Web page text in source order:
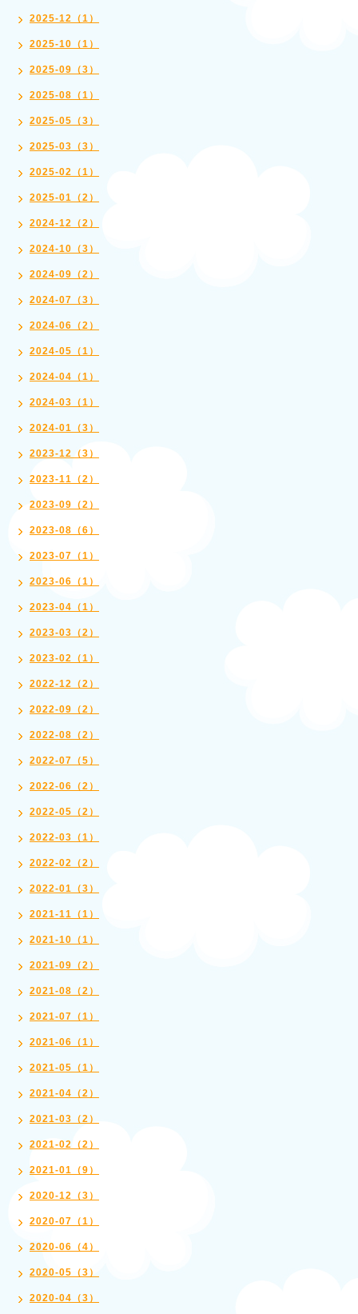
2025-12（1）
2025-10（1）
2025-09（3）
2025-08（1）
2025-05（3）
2025-03（3）
2025-02（1）
2025-01（2）
2024-12（2）
2024-10（3）
2024-09（2）
2024-07（3）
2024-06（2）
2024-05（1）
2024-04（1）
2024-03（1）
2024-01（3）
2023-12（3）
2023-11（2）
2023-09（2）
2023-08（6）
2023-07（1）
2023-06（1）
2023-04（1）
2023-03（2）
2023-02（1）
2022-12（2）
2022-09（2）
2022-08（2）
2022-07（5）
2022-06（2）
2022-05（2）
2022-03（1）
2022-02（2）
2022-01（3）
2021-11（1）
2021-10（1）
2021-09（2）
2021-08（2）
2021-07（1）
2021-06（1）
2021-05（1）
2021-04（2）
2021-03（2）
2021-02（2）
2021-01（9）
2020-12（3）
2020-07（1）
2020-06（4）
2020-05（3）
2020-04（3）